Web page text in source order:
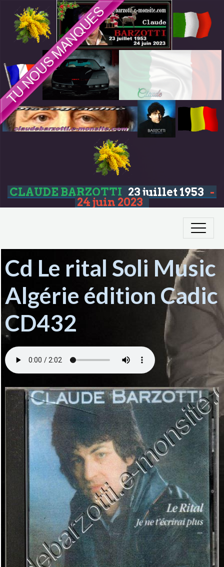
CLAUDE BARZOTTI 23 juillet 1953 -
24 juin 2023
Cd Le rital Soli Music
Algérie édition Cadic
CD432